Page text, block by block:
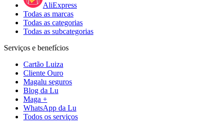
AliExpress
Todas as marcas
Todas as categorias
Todas as subcategorias
Serviços e benefícios
Cartão Luiza
Cliente Ouro
Magalu seguros
Blog da Lu
Maga +
WhatsApp da Lu
Todos os serviços